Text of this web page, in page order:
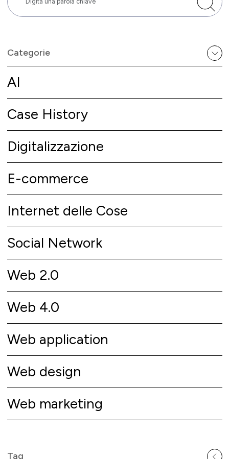
Categorie
AI
Case History
Digitalizzazione
E-commerce
Internet delle Cose
Social Network
Web 2.0
Web 4.0
Web application
Web design
Web marketing
Tag